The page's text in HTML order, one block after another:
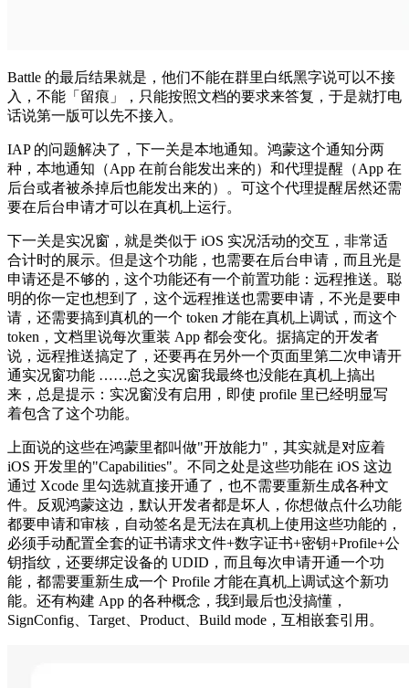
Battle 的最后结果就是，他们不能在群里白纸黑字说可以不接
入，不能「留痕」，只能按照文档的要求来答复，于是就打电
话说第一版可以先不接入。
IAP 的问题解决了，下一关是本地通知。鸿蒙这个通知分两
种，本地通知（App 在前台能发出来的）和代理提醒（App 在
后台或者被杀掉后也能发出来的）。可这个代理提醒居然还需
要在后台申请才可以在真机上运行。
下一关是实况窗，就是类似于 iOS 实况活动的交互，非常适
合计时的展示。但是这个功能，也需要在后台申请，而且光是
申请还是不够的，这个功能还有一个前置功能：远程推送。聪
明的你一定也想到了，这个远程推送也需要申请，不光是要申
请，还需要搞到真机的一个 token 才能在真机上调试，而这个
token，文档里说每次重装 App 都会变化。据搞定的开发者
说，远程推送搞定了，还要再在另外一个页面里第二次申请开
通实况窗功能 ……总之实况窗我最终也没能在真机上搞出
来，总是提示：实况窗没有启用，即使 profile 里已经明显写
着包含了这个功能。
上面说的这些在鸿蒙里都叫做"开放能力"，其实就是对应着
iOS 开发里的"Capabilities"。不同之处是这些功能在 iOS 这边
通过 Xcode 里勾选就直接开通了，也不需要重新生成各种文
件。反观鸿蒙这边，默认开发者都是坏人，你想做点什么功能
都要申请和审核，自动签名是无法在真机上使用这些功能的，
必须手动配置全套的证书请求文件+数字证书+密钥+Profile+公
钥指纹，还要绑定设备的 UDID，而且每次申请开通一个功
能，都需要重新生成一个 Profile 才能在真机上调试这个新功
能。还有构建 App 的各种概念，我到最后也没搞懂，
SignConfig、Target、Product、Build mode，互相嵌套引用。